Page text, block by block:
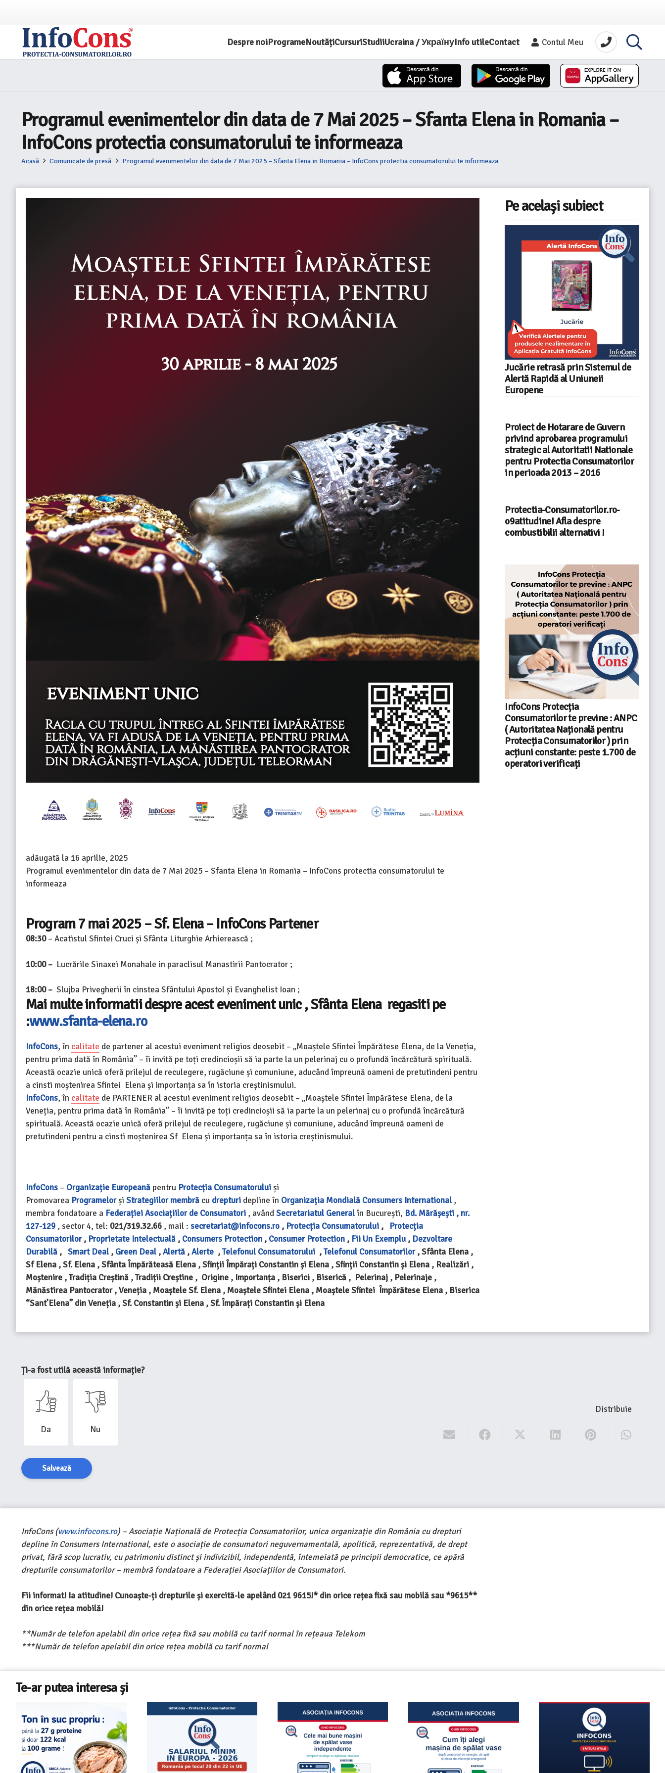
Despre noiProgrameNoutățiCursuriStudiiUcraina / УкраїнуInfo utileContact Contul Meu
Programul evenimentelor din data de 7 Mai 2025 – Sfanta Elena in Romania –
InfoCons protectia consumatorului te informeaza
Acasă Comunicate de presă Programul evenimentelor din data de 7 Mai 2025 – Sfanta Elena in Romania – InfoCons protectia consumatorului te informeaza
adăugată la 16 aprilie, 2025
Programul evenimentelor din data de 7 Mai 2025 – Sfanta Elena in Romania – InfoCons protectia consumatorului te
informeaza
Program 7 mai 2025 – Sf. Elena – InfoCons Partener
08:30– Acatistul Sfintei Cruci și Sfânta Liturghie Arhierească ;
10:00 – Lucrările Sinaxei Monahale in paraclisul Manastirii Pantocrator ;
18:00 – Slujba Privegherii în cinstea Sfântului Apostol și Evanghelist Ioan ;
Mai multe informatii despre acest eveniment unic , Sfânta Elena regasiti pe
:www.sfanta-elena.ro
InfoCons, în calitate de partener al acestui eveniment religios deosebit – „Moaștele Sfintei Împărătese Elena, de la Veneția,
pentru prima dată în România” – îi invită pe toți credincioșii să ia parte la un pelerinaj cu o profundă încărcătură spirituală.
Această ocazie unică oferă prilejul de reculegere, rugăciune și comuniune, aducând împreună oameni de pretutindeni pentru
a cinsti moștenirea Sfintei Elena și importanța sa în istoria creștinismului.
InfoCons, în calitate de PARTENER al acestui eveniment religios deosebit – „Moaștele Sfintei Împărătese Elena, de la
Veneția, pentru prima dată în România” – îi invită pe toți credincioșii să ia parte la un pelerinaj cu o profundă încărcătură
spirituală. Această ocazie unică oferă prilejul de reculegere, rugăciune și comuniune, aducând împreună oameni de
pretutindeni pentru a cinsti moștenirea Sf Elena și importanța sa în istoria creștinismului.
InfoCons – Organizație Europeană pentru Protecția Consumatoruluiși
Promovarea Programelorși Strategiilor membră cu drepturi depline în Organizația Mondială Consumers International ,
membra fondatoare a Federației Asociațiilor de Consumatori , avândSecretariatul Generalîn București, Bd. Mărășești , nr.
127-129 , sector 4, tel: 021/319.32.66 , mail : secretariat@infocons.ro , Protecția Consumatorului , Protecția
Consumatorilor, Proprietate Intelectuală , Consumers Protection , Consumer Protection , Fii Un Exemplu , Dezvoltare
Durabilă , Smart Deal , Green Deal ,Alertă ,Alerte ,Telefonul Consumatorului ,Telefonul Consumatorilor, Sfânta Elena ,
Sf Elena , Sf. Elena , Sfânta Împărăteasă Elena , Sfinții Împărați Constantin și Elena , Sfinții Constantin și Elena , Realizări ,
Moștenire , Tradiția Creștină , Tradiții Creștine , Origine , Importanța , Biserici , Biserică , Pelerinaj , Pelerinaje ,
Mănăstirea Pantocrator , Veneția , Moaștele Sf. Elena , Moaștele Sfintei Elena , Moaștele Sfintei Împărătese Elena , Biserica
“Sant’Elena” din Veneția , Sf. Constantin și Elena , Sf. Împărați Constantin și Elena
Pe același subiect
Jucărie retrasă prin Sistemul de
Alertă Rapidă al Uniuneii
Europene
Proiect de Hotarare de Guvern
privind aprobarea programului
strategic al Autoritatii Nationale
pentru Protectia Consumatorilor
in perioada 2013 – 2016
Protectia-Consumatorilor.ro-
o9atitudine! Afla despre
combustibilii alternativi !
InfoCons Protecția
Consumatorilor te previne : ANPC
( Autoritatea Națională pentru
Protecția Consumatorilor ) prin
acțiuni constante: peste 1.700 de
operatori verificați
Ți-a fost utilă această informație?
Da Nu
Salvează
Distribuie
InfoCons (www.infocons.ro) – Asociație Națională de Protecția Consumatorilor, unica organizație din România cu drepturi
depline în Consumers International, este o asociație de consumatori neguvernamentală, apolitică, reprezentativă, de drept
privat, fără scop lucrativ, cu patrimoniu distinct și indivizibil, independentă, întemeiată pe principii democratice, ce apără
drepturile consumatorilor – membră fondatoare a Federației Asociațiilor de Consumatori.
Fii informat! Ia atitudine! Cunoaște-ți drepturile și exercită-le apelând 021 9615!* din orice rețea fixă sau mobilă sau *9615**
din orice rețea mobilă!
**Număr de telefon apelabil din orice rețea fixă sau mobilă cu tarif normal în rețeaua Telekom
***Număr de telefon apelabil din orice rețea mobilă cu tarif normal
Te-ar putea interesa și